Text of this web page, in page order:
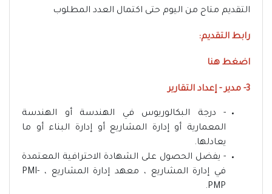
التقديم متاح من اليوم حتى اكتمال العدد المطلوب
رابط التقديم:
اضغط هنا
3- مدير - إعداد التقارير
- درجة البكالوريوس في الهندسة أو الهندسة
المعمارية أو إدارة المشاريع أو إدارة البناء أو ما
يعادلها.
- يفضل الحصول على الشهادة الاحترافية المعتمدة
في إدارة المشاريع ، معهد إدارة المشاريع ، PMI-
PMP.